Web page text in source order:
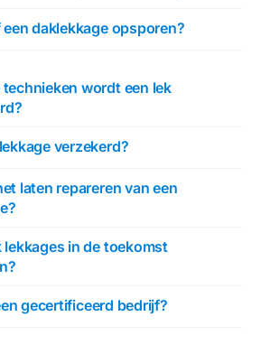
een daklekkage opsporen?
wordt een lek
verzekerd?
laten repareren van een
lekkages in de toekomst
gecertificeerd bedrijf?